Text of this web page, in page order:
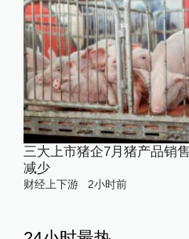
三大上市猪企7月猪产品销
减少
财经上下游 2小时前